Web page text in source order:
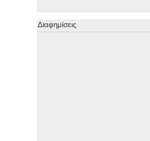
Διαφημίσεις